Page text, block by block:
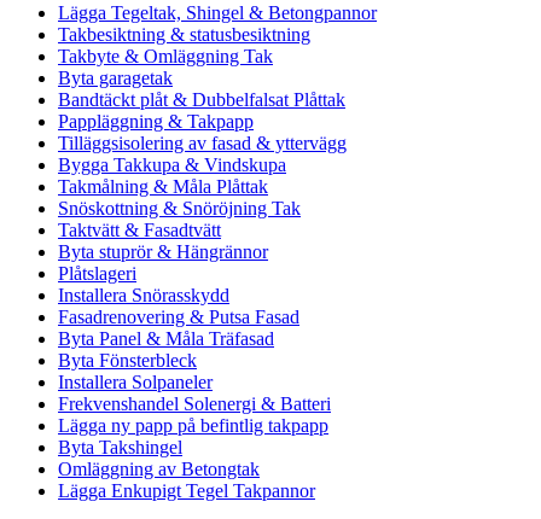
Lägga Tegeltak, Shingel & Betongpannor
Takbesiktning & statusbesiktning
Takbyte & Omläggning Tak
Byta garagetak
Bandtäckt plåt & Dubbelfalsat Plåttak
Pappläggning & Takpapp
Tilläggsisolering av fasad & yttervägg
Bygga Takkupa & Vindskupa
Takmålning & Måla Plåttak
Snöskottning & Snöröjning Tak
Taktvätt & Fasadtvätt
Byta stuprör & Hängrännor
Plåtslageri
Installera Snörasskydd
Fasadrenovering & Putsa Fasad
Byta Panel & Måla Träfasad
Byta Fönsterbleck
Installera Solpaneler
Frekvenshandel Solenergi & Batteri
Lägga ny papp på befintlig takpapp
Byta Takshingel
Omläggning av Betongtak
Lägga Enkupigt Tegel Takpannor